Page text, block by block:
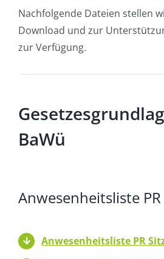
Nachfolgende Dateien stellen
Download und zur
zur Verfügung.
BaWü
Anwesenheitsliste
Anwesenheitsliste PR